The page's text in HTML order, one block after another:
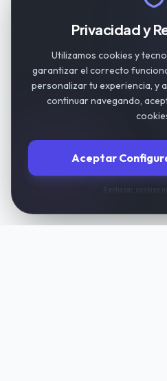
Privacidad y
Utilizamos cookies y
garantizar el correcto
personalizar tu experiencia, y
continuar navegando,
Aceptar